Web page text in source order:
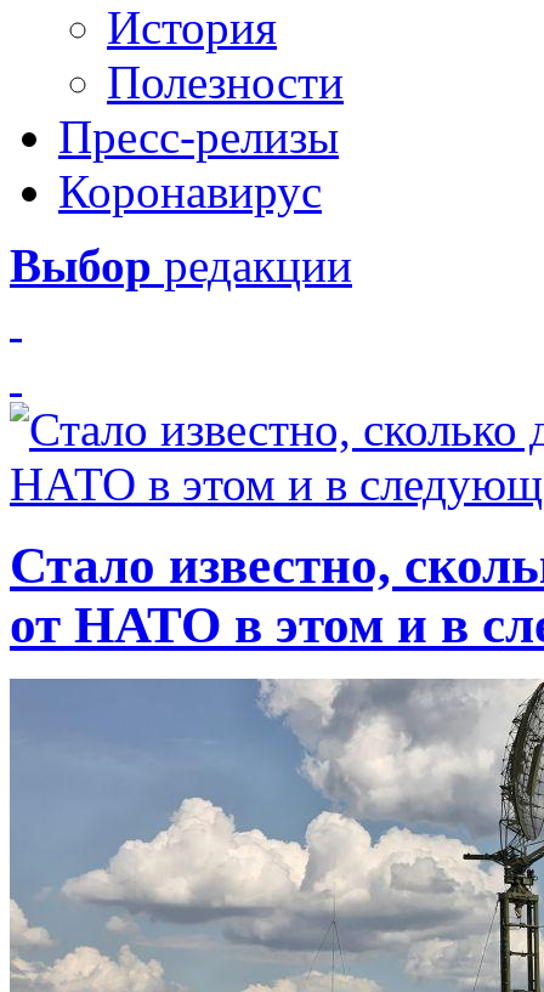
История
Полезности
Пресс-релизы
Коронавирус
Выбор редакции
Стало известно,
от НАТО в этом и в